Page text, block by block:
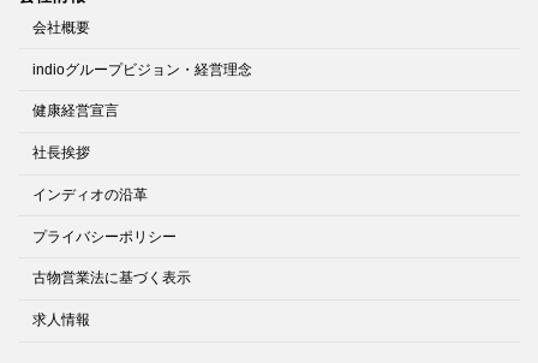
会社概要
indioグループビジョン・経営理念
健康経営宣言
社長挨拶
インディオの沿革
プライバシーポリシー
古物営業法に基づく表示
求人情報